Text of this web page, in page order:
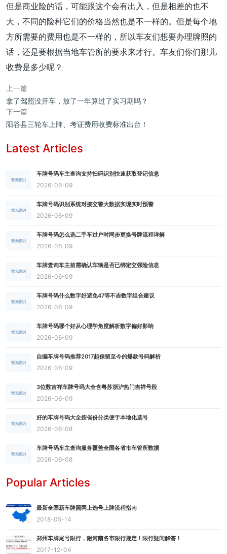
但是商业险的话，可能跟这个会有出入，但是相差的也不
大，不同的险种它们的价格当然也是不一样的。但是每个地
方所需要的费用也是不一样的，所以车友们想要办理牌照的
话，还是要根据当地车管所的要求来才行。车友们你们那儿
收费是多少呢？
上一篇
拿了驾照没开车，放了一年算过了实习期吗？
下一篇
阳谷县三轮车上牌、考证费用收费标准出台！
Latest Articles
车牌号码车主查询支持扫码识别快速获取登记信息
2026-06-09
车牌号码识别系统对接交警大数据实现实时预警
2026-06-09
车牌号码怎么选二手车过户时同步更换号牌流程详解
2026-06-09
车牌查询车主前需确认车辆是否已绑定交强险信息
2026-06-09
车牌号码什么数字好避免47等不吉数字组合建议
2026-06-09
车牌号码哪个好从心理学角度解析数字偏好影响
2026-06-09
自编车牌号码推荐2017起保留至今的爆款号码解析
2026-06-09
3位数吉祥车牌号码大全含粤苏浙沪热门吉祥号段
2026-06-09
好的车牌号码大全按省份分类便于本地化选号
2026-06-08
车牌号码车主查询服务覆盖全国各省市车管所数据
2026-06-08
Popular Articles
最新全国新车牌照网上选号上牌流程指南
2018-05-14
郑州车牌尾号限行，附河南各市限行规定！限行疑问解答！
2017-12-04